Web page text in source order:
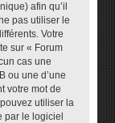
afin qu’il
pas utiliser le
Votre
sur « Forum
cas une
ou une d’une
votre mot de
utiliser la
par le logiciel